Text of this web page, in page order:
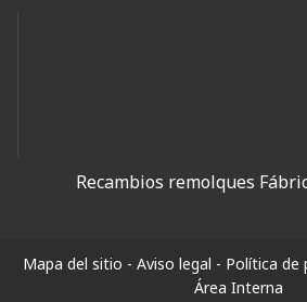
Recambios remolques
Mapa del sitio - Aviso legal - Política de
Área Interna